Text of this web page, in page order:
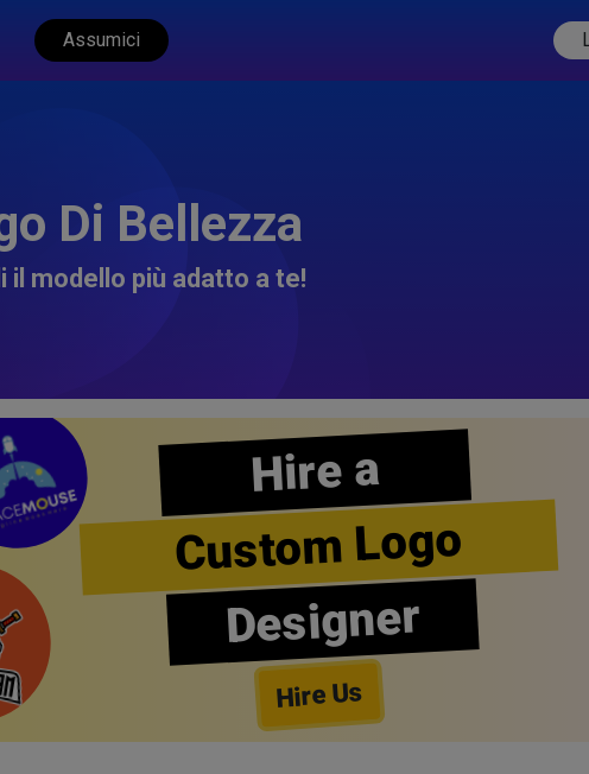
Assumici
Di Bellezza
il modello più adatto a te!
Hire a
Custom Logo
Designer
Hire Us